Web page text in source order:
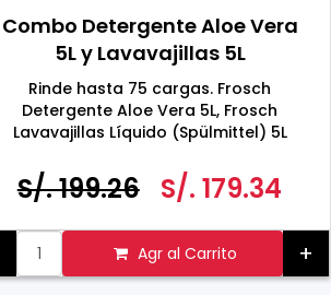
Combo Detergente Aloe Vera
5L y Lavavajillas 5L
Rinde hasta 75 cargas. Frosch
Detergente Aloe Vera 5L, Frosch
Lavavajillas Líquido (Spülmittel) 5L
S/. 199.26 S/. 179.34
Agr al Carrito +